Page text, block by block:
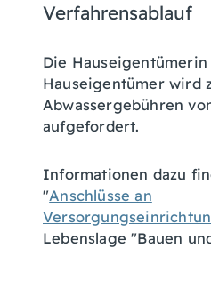
Verfahrensablauf
Die
Hauseigentümer wird
Abwassergebühren
aufgefordert.
Informationen dazu
"Anschlüsse an
Lebenslage "Bauen